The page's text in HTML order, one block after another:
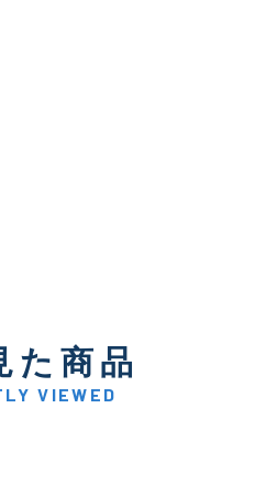
著しく状態が悪いが使用は
品も含む
た商品
VIEWED